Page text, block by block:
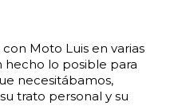
Moto Luis en varias
hecho lo posible para
necesitábamos,
trato personal y su